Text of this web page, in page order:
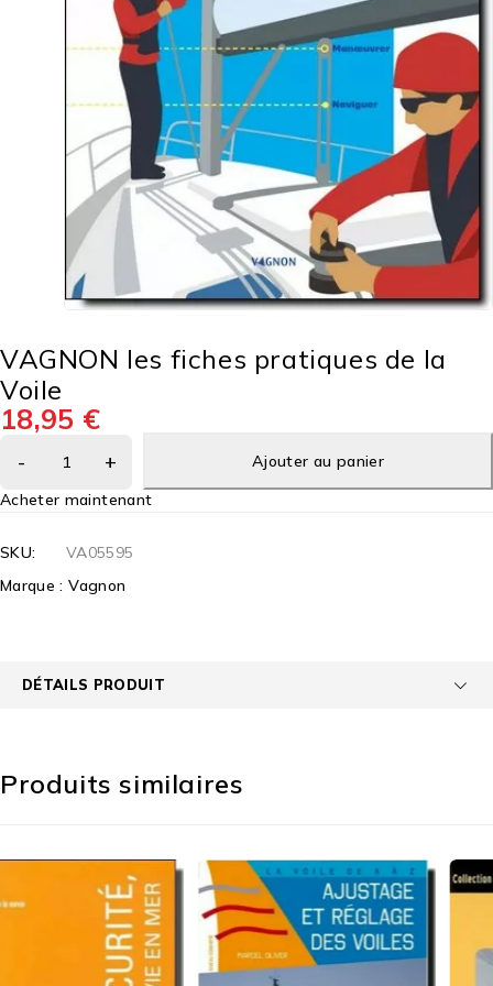
VAGNON les fiches pratiques de la
Voile
18,95 €
Ajouter au panier
Acheter maintenant
SKU:
VA05595
Marque :Vagnon
DÉTAILS PRODUIT
Produits similaires